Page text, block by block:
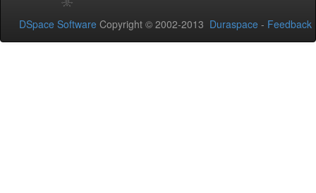
DSpace Software Copyright © 2002-2013 Duraspace - Feedback